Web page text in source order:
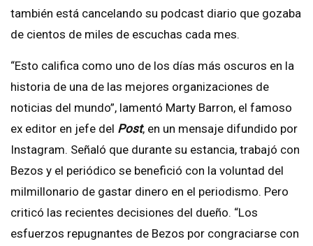
también está cancelando su podcast diario que gozaba
de cientos de miles de escuchas cada mes.
“Esto califica como uno de los días más oscuros en la
historia de una de las mejores organizaciones de
noticias del mundo”, lamentó Marty Barron, el famoso
ex editor en jefe del Post, en un mensaje difundido por
Instagram. Señaló que durante su estancia, trabajó con
Bezos y el periódico se benefició con la voluntad del
milmillonario de gastar dinero en el periodismo. Pero
criticó las recientes decisiones del dueño. “Los
esfuerzos repugnantes de Bezos por congraciarse con